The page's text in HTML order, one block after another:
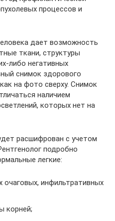
процессов и
дает возможность
ткани, структуры
либо негативных
снимок здорового
на фото сверху. Снимок
наличием
которых нет на
расшифрован с учетом
подробно
легкие:
очаговых, инфильтративных
корней;